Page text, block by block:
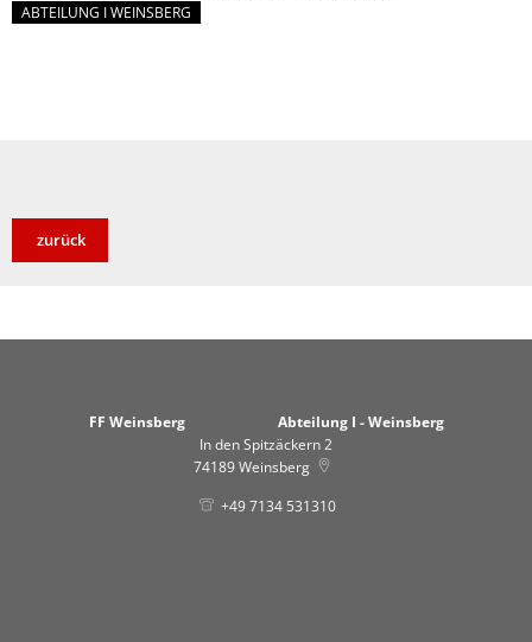
ABTEILUNG I WEINSBERG
zurück
FF Weinsberg Abteilung I - Weinsberg
In den Spitzäckern 2
74189Weinsberg
+49 7134 531310